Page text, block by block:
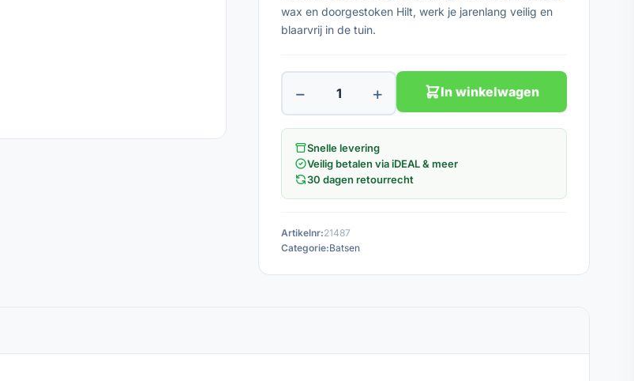
wax en doorgestoken Hilt, werk je jarenlang veilig en
blaarvrij in de tuin.
− + In winkelwagen
Snelle levering
Veilig betalen via iDEAL & meer
30 dagen retourrecht
Artikelnr:21487
Categorie:Batsen